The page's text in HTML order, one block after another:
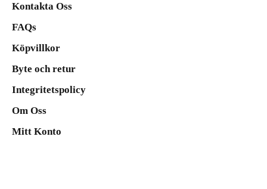
Kontakta Oss
FAQs
Köpvillkor
Byte och retur
Integritetspolicy
Om Oss
Mitt Konto